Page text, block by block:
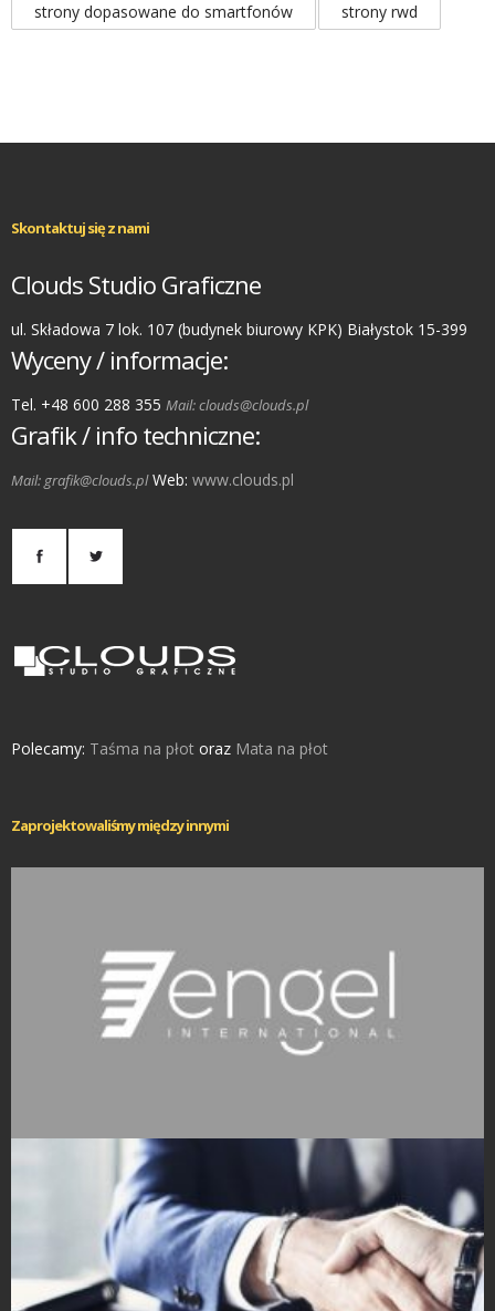
strony dopasowane do smartfonów strony rwd
Skontaktuj się z nami
Clouds Studio Graficzne
ul. Składowa 7 lok. 107 (budynek biurowy KPK) Białystok 15-399
Wyceny / informacje:
Tel. +48 600 288 355 Mail: clouds@clouds.pl
Grafik / info techniczne:
Mail: grafik@clouds.plWeb: www.clouds.pl
Polecamy: Taśma na płot oraz Mata na płot
Zaprojektowaliśmy między innymi